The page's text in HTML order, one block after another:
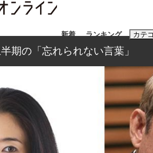
新着 ランキング カテ
おすすめのキ
#高市早苗 #藤
#玉木雄一郎
期の「忘れられない言葉」